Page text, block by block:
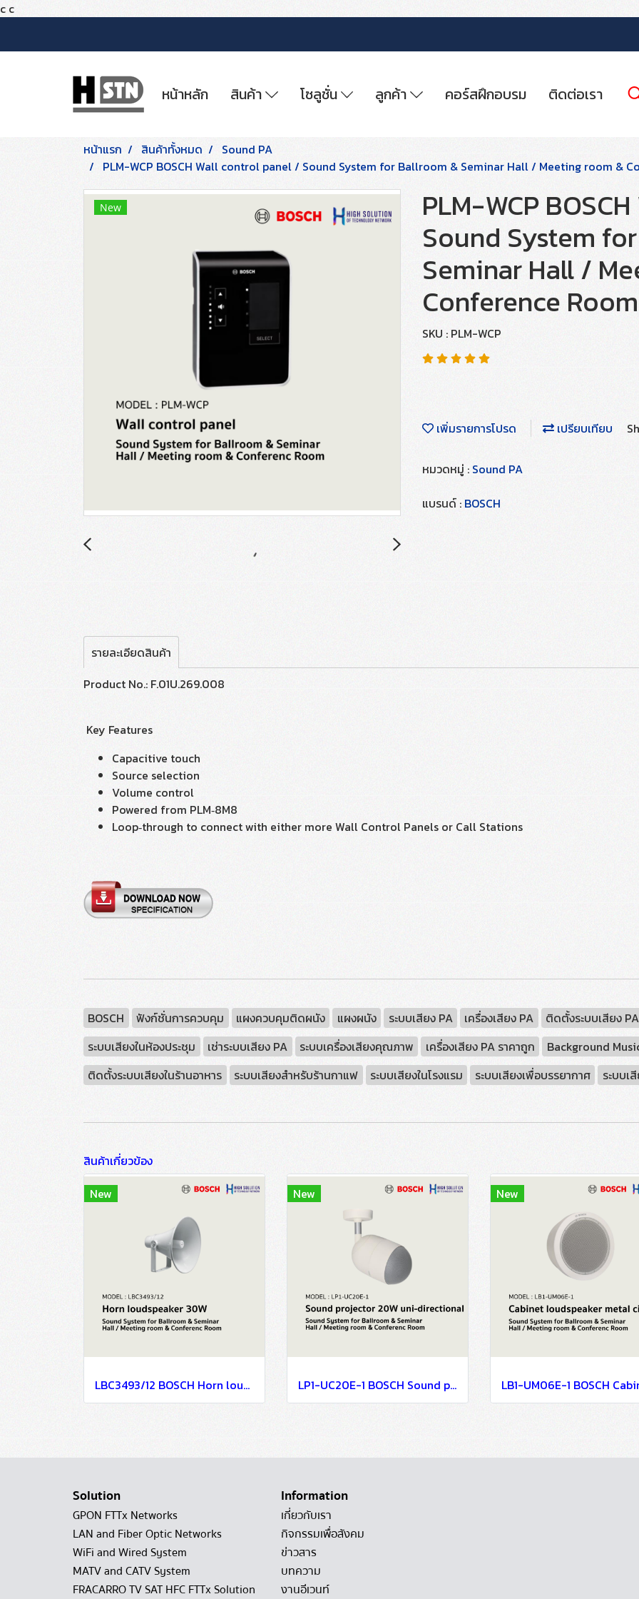
c c
หน้าหลัก สินค้า โซลูชั่น ลูกค้า คอร์สฝึกอบรม ติดต่อเรา
หน้าแรก สินค้าทั้งหมด
Sound PA
PLM-WCP BOSCH Wall control panel / Sound System for Ballroom & Seminar Hall / Meeting room &
New PLM-WCP
Sound System
Seminar Hall /
Conference Room
SKU : PLM-WCP
เพิ่มรายการโปรด เปรียบเทียบ
หมวดหมู่ : Sound PA
แบรนด์ : BOSCH
รายละเอียดสินค้า
Product No.: F.01U.269.008
Key Features
Capacitive touch
Source selection
Volume control
Powered from PLM‑8M8
Loop‑through to connect with either more Wall Control Panels or Call Stations
BOSCH ฟังก์ชั่นการควบคุม แผงควบคุมติดผนัง แผงผนัง ระบบเสียง PA เครื่องเสียง PA
ติดตั้งระบบเสียง PA
ระบบเสียงในห้องประชุม
เช่าระบบเสียง PA ระบบเครื่องเสียงคุณภาพ เครื่องเสียง PA ราคาถูก
Background
ติดตั้งระบบเสียงในร้านอาหาร
ระบบเสียงสำหรับร้านกาแฟ ระบบเสียงในโรงแรม ระบบเสียงเพื่อบรรยากาศ ระบบเ
สินค้าเกี่ยวข้อง
New
LBC3493/12 BOSCH Horn loudspeaker, 30W / Sound System for Ballroom & Seminar Hall / Meeting room & Conference Room
New
LP1-UC20E-1 BOSCH Sound projector, 20W, uni-directional / Sound System for Ballroom & Seminar Hall / Meeting room & Conference Room
New
Solution
GPON FTTx Networks
LAN and Fiber Optic Networks
WiFi and Wired System
MATV and CATV System
FRACARRO TV SAT HFC FTTx Solution
Information
เกี่ยวกับเรา
กิจกรรมเพื่อสังคม
ข่าวสาร
บทความ
งานอีเวนท์